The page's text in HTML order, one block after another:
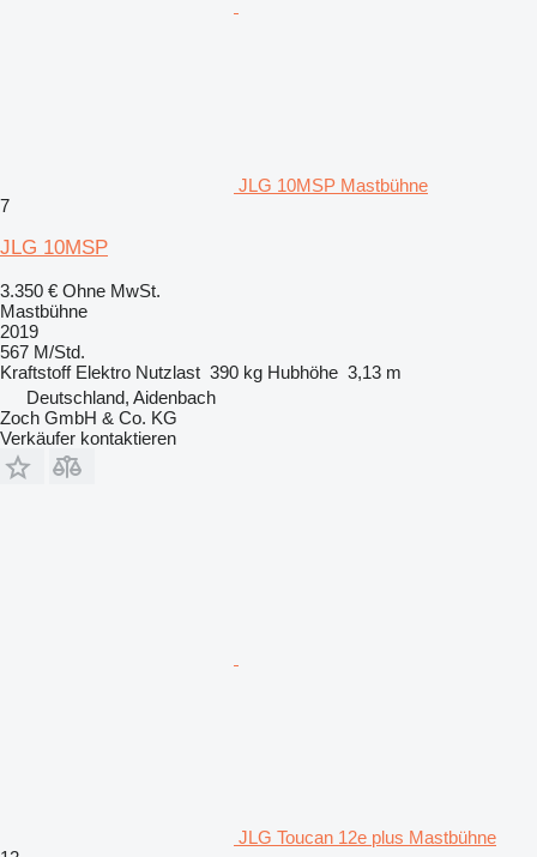
JLG 10MSP Mastbühne
7
JLG 10MSP
3.350 € Ohne MwSt.
Mastbühne
2019
567 M/Std.
Kraftstoff Elektro Nutzlast 390 kg Hubhöhe 3,13 m
Deutschland, Aidenbach
Zoch GmbH & Co. KG
Verkäufer kontaktieren
JLG Toucan 12e plus Mastbühne